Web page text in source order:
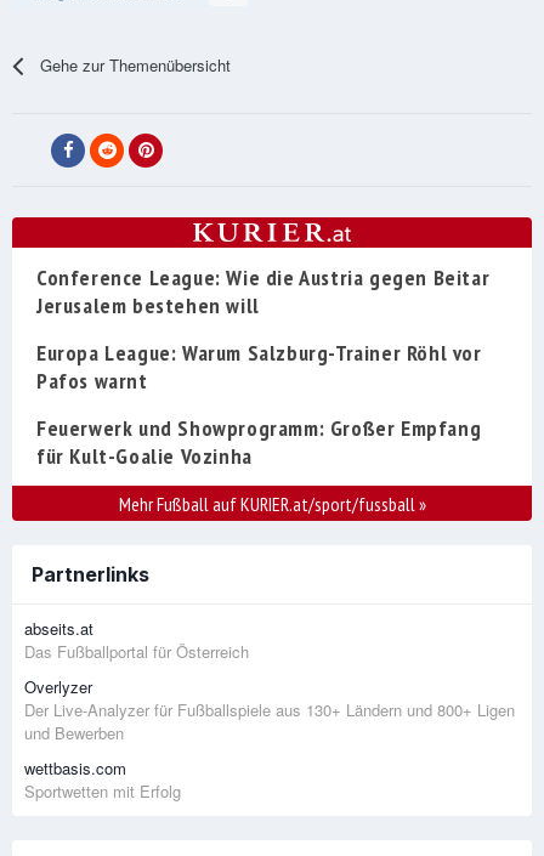
Gehe zur Themenübersicht
Conference League: Wie die Austria gegen Beitar
Jerusalem bestehen will
Europa League: Warum Salzburg-Trainer Röhl vor
Pafos warnt
Feuerwerk und Showprogramm: Großer Empfang
für Kult-Goalie Vozinha
Mehr Fußball auf KURIER.at/sport/fussball»
Partnerlinks
abseits.at
Das Fußballportal für Österreich
Overlyzer
Der Live-Analyzer für Fußballspiele aus 130+ Ländern und 800+ Ligen
und Bewerben
wettbasis.com
Sportwetten mit Erfolg